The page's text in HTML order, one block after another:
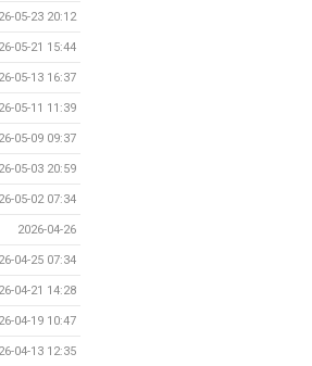
05-23 20:12
05-21 15:44
05-13 16:37
05-11 11:39
05-09 09:37
05-03 20:59
05-02 07:34
2026-04-26
04-25 07:34
04-21 14:28
04-19 10:47
04-13 12:35